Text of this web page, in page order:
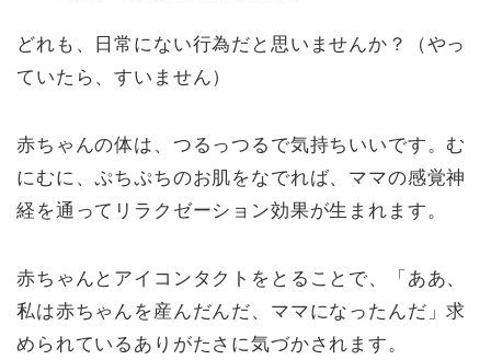
どれも、日常にない行為だと思いませんか？（やっ
ていたら、すいません）
赤ちゃんの体は、つるっつるで気持ちいいです。む
にむに、ぷちぷちのお肌をなでれば、ママの感覚神
経を通ってリラクゼーション効果が生まれます。
赤ちゃんとアイコンタクトをとることで、「ああ、
私は赤ちゃんを産んだんだ、ママになったんだ」求
められているありがたさに気づかされます。